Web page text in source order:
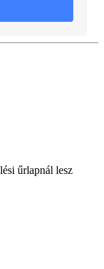
űrlapnál lesz